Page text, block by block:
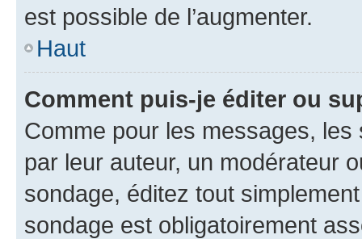
est possible de l’augmenter.
Haut
Comment puis-je éditer ou
Comme pour les messages,
par leur auteur, un modérateur
sondage, éditez tout
sondage est obligatoirement